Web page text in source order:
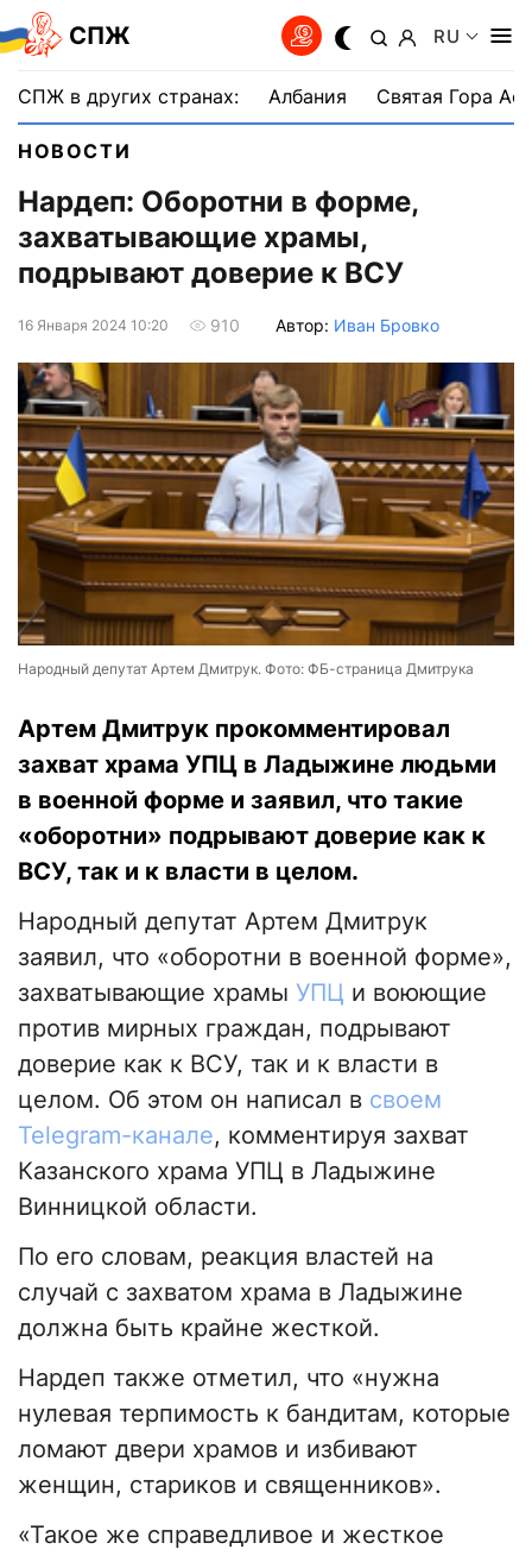
СПЖ RU
СПЖ в других странах: Албания Святая Гора
НОВОСТИ
Нардеп: Оборотни в форме,
захватывающие храмы,
подрывают доверие к ВСУ
16 Января 2024 10:20 910 Автор: Иван Бровко
Народный депутат Артем Дмитрук. Фото: ФБ-страница Дмитрука
Артем Дмитрук прокомментировал
захват храма УПЦ в Ладыжине людьми
в военной форме и заявил, что такие
«оборотни» подрывают доверие как к
ВСУ, так и к власти в целом.
Народный депутат Артем Дмитрук
заявил, что «оборотни в военной форме»,
захватывающие храмы УПЦ и воюющие
против мирных граждан, подрывают
доверие как к ВСУ, так и к власти в
целом. Об этом он написал в своем
Telegram-канале, комментируя захват
Казанского храма УПЦ в Ладыжине
Винницкой области.
По его словам, реакция властей на
случай с захватом храма в Ладыжине
должна быть крайне жесткой.
Нардеп также отметил, что «нужна
нулевая терпимость к бандитам, которые
ломают двери храмов и избивают
женщин, стариков и священников».
«Такое же справедливое и жесткое